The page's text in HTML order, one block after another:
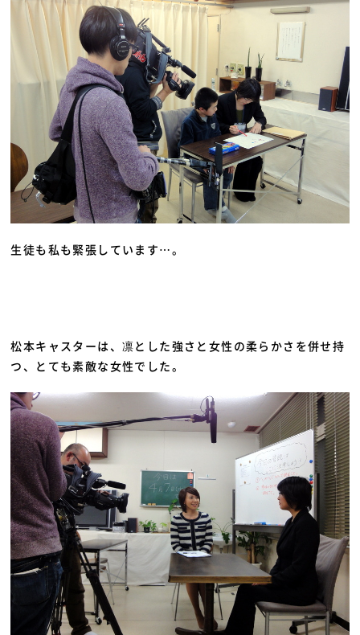
生徒も私も緊張しています…。
松本キャスターは、凛とした強さと女性の柔らかさを併せ持
つ、とても素敵な女性でした。